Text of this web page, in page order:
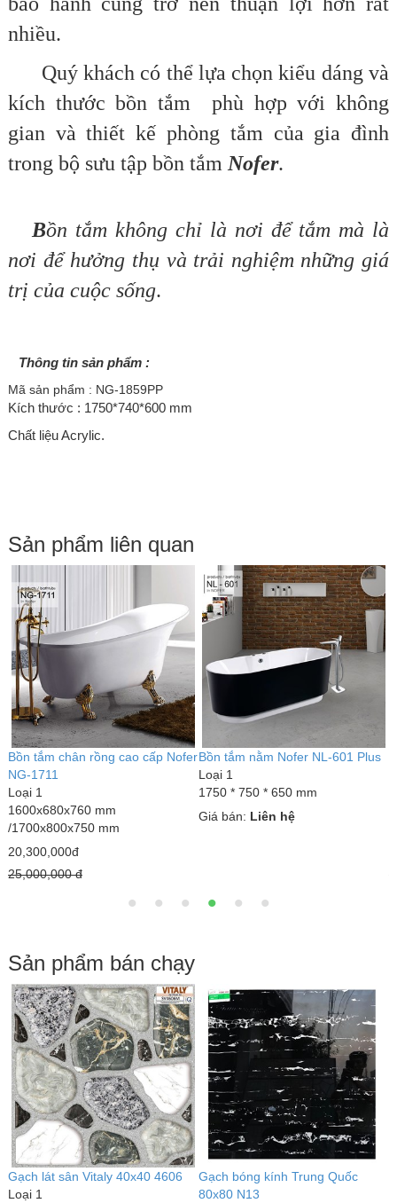
nhiều.
Quý khách có thể lựa chọn kiểu dáng và
kích thước bồn tắm phù hợp với không
gian và thiết kế phòng tắm của gia đình
trong bộ sưu tập bồn tắm Nofer.
Bồn tắm không chỉ là nơi để tắm mà là
nơi để hưởng thụ và trải nghiệm những giá
trị của cuộc sống.
Thông tin sản phẩm :
Mã sản phẩm : NG-1859PP
Kích thước : 1750*740*600 mm
Chất liệu Acrylic.
Sản phẩm liên quan
Bồn tắm chân rồng cao cấp Nofer
NG-1711
Loại 1
1600x680x760 mm
/1700x800x750 mm
20,300,000đ
25,000,000 đ
Bồn tắm nằm Nofer NL-601 Plus
Loại 1
1750 * 750 * 650 mm
Giá bán: Liên hệ
Sản phẩm bán chạy
Gạch lát sân Vitaly 40x40 4606
Loại 1
Gạch bóng kính Trung Quốc
80x80 N13